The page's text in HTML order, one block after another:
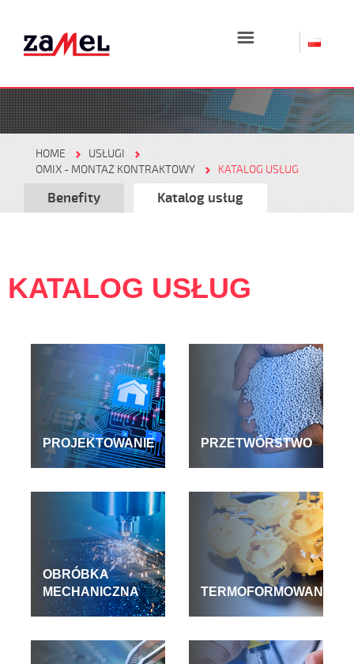
☰
HOME
USŁUGI
OMIX - MONTAŻ KONTRAKTOWY
KATALOG USŁUG
Benefity Katalog usług
KATALOG USŁUG
PROJEKTOWANIE PRZETWÓRSTWO
OBRÓBKA
MECHANICZNA
TERMOFORMOWANIE